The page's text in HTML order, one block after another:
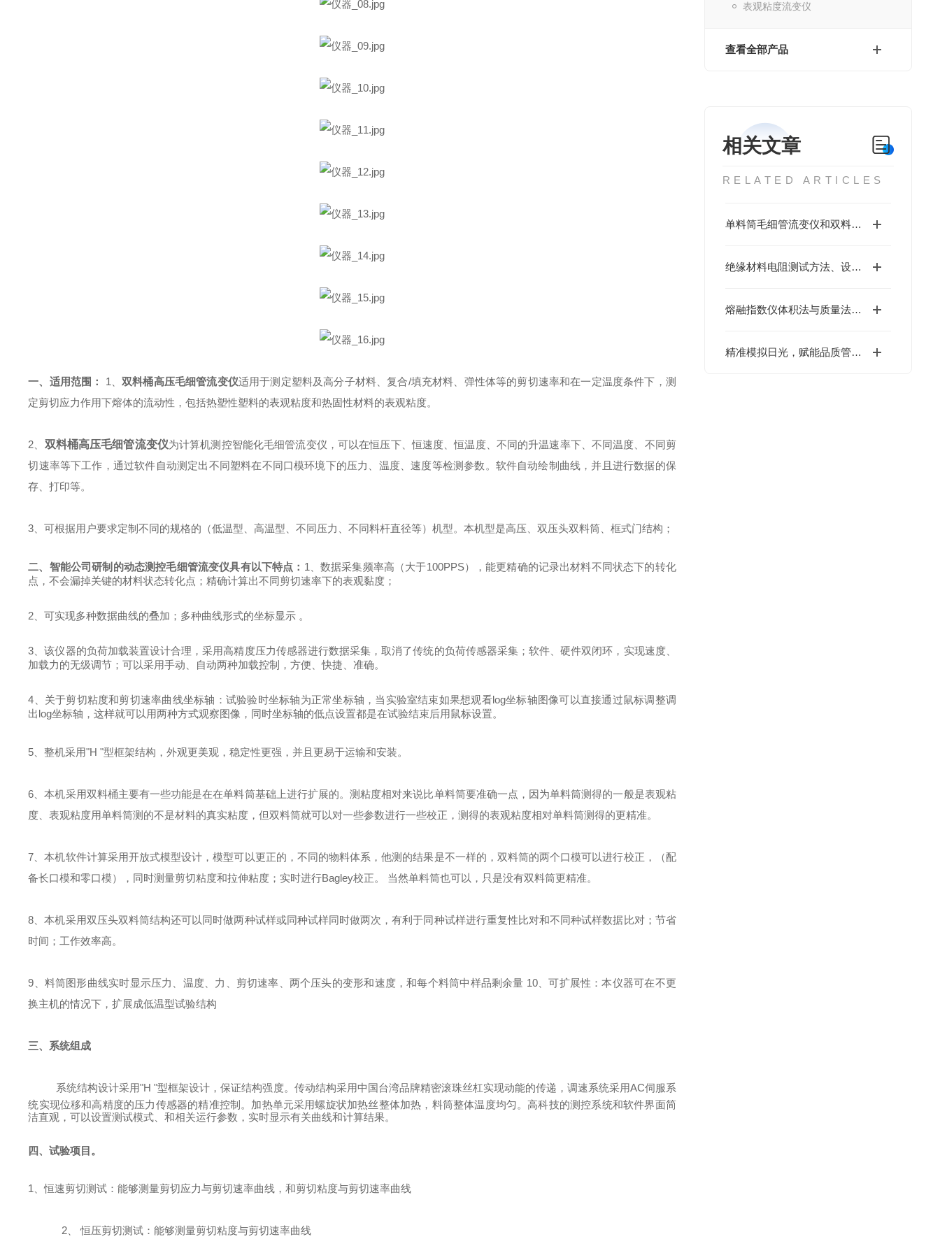
表观粘度流变仪
查看全部产品
相关文章
RELATED ARTICLES
单料筒毛细管流变仪和双料筒毛细管流变仪的差异
绝缘材料电阻测试方法、设备及电极差异解析
熔融指数仪体积法与质量法的核心区别及实验室选型指南
精准模拟日光，赋能品质管控——智能6500W水冷氙灯灯管重磅来袭
一、适用范围： 1 、双料桶高压毛细管流变仪适用于测定塑料及高分子材料、复合/填充材料、弹性体等的剪切速率和在一定温度条件下，测
定剪切应力作用下熔体的流动性，包括热塑性塑料的表观粘度和热固性材料的表观粘度。
2 双料桶高压毛细管流变仪为计算机测控智能化毛细管流变仪，可以在恒压下、恒速度、恒温度、不同的升温速率下、不同温度、不同剪
切速率等下工作，通过软件自动测定出不同塑料在不同口模环境下的压力、温度、速度等检测参数。软件自动绘制曲线，并且进行数据的保
存、打印等。
3 、可根据用户要求定制不同的规格的（低温型、高温型、不同压力、不同料杆直径等）机型。本机型是高压、双压头双料筒、框式门结构；
二、智能公司研制的动态测控毛细管流变仪具有以下特点： 1 、数据采集频率高（大于100PPS），能更精确的记录出材料不同状态下的转化
点，不会漏掉关键的材料状态转化点；精确计算出不同剪切速率下的表观黏度；
2 、可实现多种数据曲线的叠加；多种曲线形式的坐标显示 。
3 、该仪器的负荷加载装置设计合理，采用高精度压力传感器进行数据采集，取消了传统的负荷传感器采集；软件、硬件双闭环，实现速度、
加载力的无级调节；可以采用手动、自动两种加载控制，方便、快捷、准确。
4 关于剪切粘度和剪切速率曲线坐标轴：试验验时坐标轴为正常坐标轴，当实验室结束如果想观看log坐标轴图像可以直接通过鼠标调整调
出log坐标轴，这样就可以用两种方式观察图像，同时坐标轴的低点设置都是在试验结束后用鼠标设置。
5 、整机采用"H "型框架结构，外观更美观，稳定性更强，并且更易于运输和安装。
6 、本机采用双料桶主要有一些功能是在在单料筒基础上进行扩展的。测粘度相对来说比单料筒要准确一点，因为单料筒测得的一般是表观粘
度、表观粘度用单料筒测的不是材料的真实粘度，但双料筒就可以对一些参数进行一些校正，测得的表观粘度相对单料筒测得的更精准。
7 、本机软件计算采用开放式模型设计，模型可以更正的，不同的物料体系，他测的结果是不一样的，双料筒的两个口模可以进行校正，（配
备长口模和零口模），同时测量剪切粘度和拉伸粘度；实时进行Bagley校正。 当然单料筒也可以，只是没有双料筒更精准。
8 、本机采用双压头双料筒结构还可以同时做两种试样或同种试样同时做两次，有利于同种试样进行重复性比对和不同种试样数据比对；节省
时间；工作效率高。
9 、料筒图形曲线实时显示压力、温度、力、剪切速率、两个压头的变形和速度，和每个料筒中样品剩余量 10、可扩展性：本仪器可在不更
换主机的情况下，扩展成低温型试验结构
三、系统组成
系统结构设计采用"H "型框架设计，保证结构强度。传动结构采用中国台湾品牌精密滚珠丝杠实现动能的传递，调速系统采用AC伺服系
统实现位移和高精度的压力传感器的精准控制。加热单元采用螺旋状加热丝整体加热，料筒整体温度均匀。高科技的测控系统和软件界面简
洁直观，可以设置测试模式、和相关运行参数，实时显示有关曲线和计算结果。
四、试验项目。
1 、恒速剪切测试：能够测量剪切应力与剪切速率曲线，和剪切粘度与剪切速率曲线
2、恒压剪切测试：能够测量剪切粘度与剪切速率曲线